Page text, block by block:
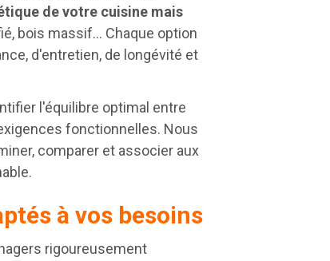
de votre cuisine mais
bois massif... Chaque option
d'entretien, de longévité et
l'équilibre optimal entre
fonctionnelles. Nous
comparer et associer aux
à vos besoins
rigoureusement